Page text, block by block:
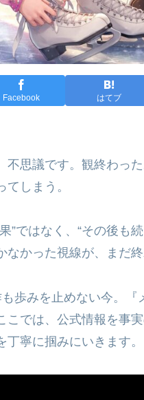
Facebook はてブ
不思議です。観終わっ
しまう。
”ではなく、“その後も
かった視線が、まだ
歩みを止めない今。
こでは、公式情報を事
寧に掴みにいきます。